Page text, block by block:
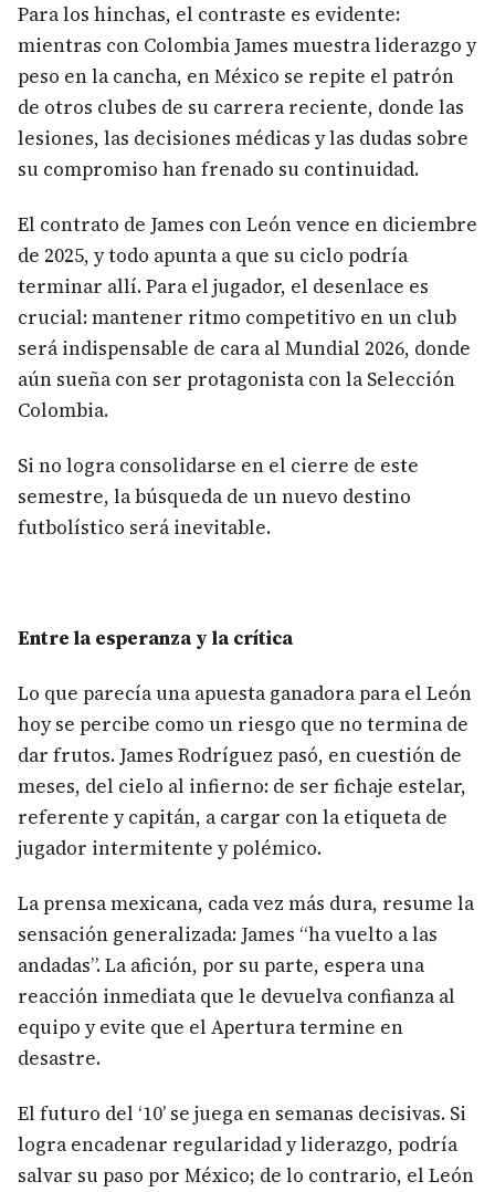
Para los hinchas, el contraste es evidente:
mientras con Colombia James muestra liderazgo y
peso en la cancha, en México se repite el patrón
de otros clubes de su carrera reciente, donde las
lesiones, las decisiones médicas y las dudas sobre
su compromiso han frenado su continuidad.
El contrato de James con León vence en diciembre
de 2025, y todo apunta a que su ciclo podría
terminar allí. Para el jugador, el desenlace es
crucial: mantener ritmo competitivo en un club
será indispensable de cara al Mundial 2026, donde
aún sueña con ser protagonista con la Selección
Colombia.
Si no logra consolidarse en el cierre de este
semestre, la búsqueda de un nuevo destino
futbolístico será inevitable.
Entre la esperanza y la crítica
Lo que parecía una apuesta ganadora para el León
hoy se percibe como un riesgo que no termina de
dar frutos. James Rodríguez pasó, en cuestión de
meses, del cielo al infierno: de ser fichaje estelar,
referente y capitán, a cargar con la etiqueta de
jugador intermitente y polémico.
La prensa mexicana, cada vez más dura, resume la
sensación generalizada: James “ha vuelto a las
andadas”. La afición, por su parte, espera una
reacción inmediata que le devuelva confianza al
equipo y evite que el Apertura termine en
desastre.
El futuro del ‘10’ se juega en semanas decisivas. Si
logra encadenar regularidad y liderazgo, podría
salvar su paso por México; de lo contrario, el León